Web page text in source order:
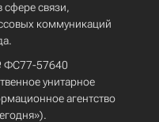
сфере связи,
коммуникаций
ФС77-57640
унитарное
агентство